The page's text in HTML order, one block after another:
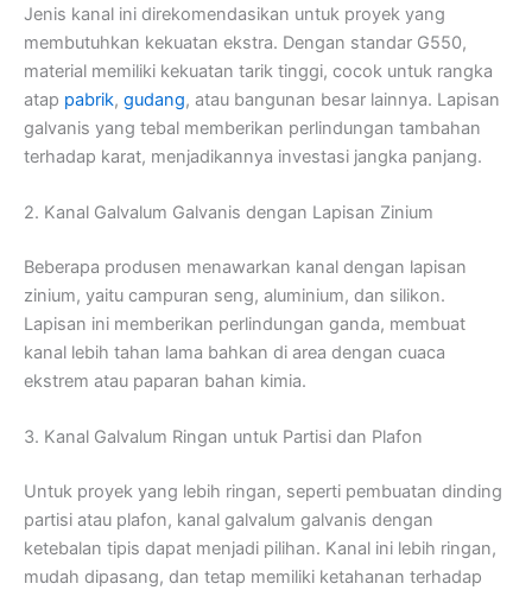
Jenis kanal ini direkomendasikan untuk proyek yang
membutuhkan kekuatan ekstra. Dengan standar G550,
material memiliki kekuatan tarik tinggi, cocok untuk rangka
atap pabrik, gudang, atau bangunan besar lainnya. Lapisan
galvanis yang tebal memberikan perlindungan tambahan
terhadap karat, menjadikannya investasi jangka panjang.
2. Kanal Galvalum Galvanis dengan Lapisan Zinium
Beberapa produsen menawarkan kanal dengan lapisan
zinium, yaitu campuran seng, aluminium, dan silikon.
Lapisan ini memberikan perlindungan ganda, membuat
kanal lebih tahan lama bahkan di area dengan cuaca
ekstrem atau paparan bahan kimia.
3. Kanal Galvalum Ringan untuk Partisi dan Plafon
Untuk proyek yang lebih ringan, seperti pembuatan dinding
partisi atau plafon, kanal galvalum galvanis dengan
ketebalan tipis dapat menjadi pilihan. Kanal ini lebih ringan,
mudah dipasang, dan tetap memiliki ketahanan terhadap